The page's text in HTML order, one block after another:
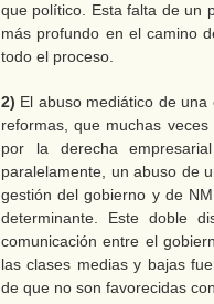
que político. Esta falta de un
más profundo en el camino
todo el proceso.
2) El abuso mediático de
reformas, que muchas
por la derecha
paralelamente, un abuso de
gestión del gobierno y de
determinante. Este doble
comunicación entre el
las clases medias y bajas
de que no son favorecidas